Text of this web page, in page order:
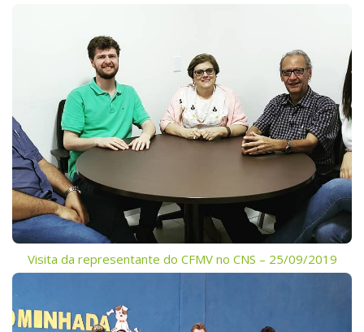
Visita da representante do CFMV no CNS – 25/09/2019